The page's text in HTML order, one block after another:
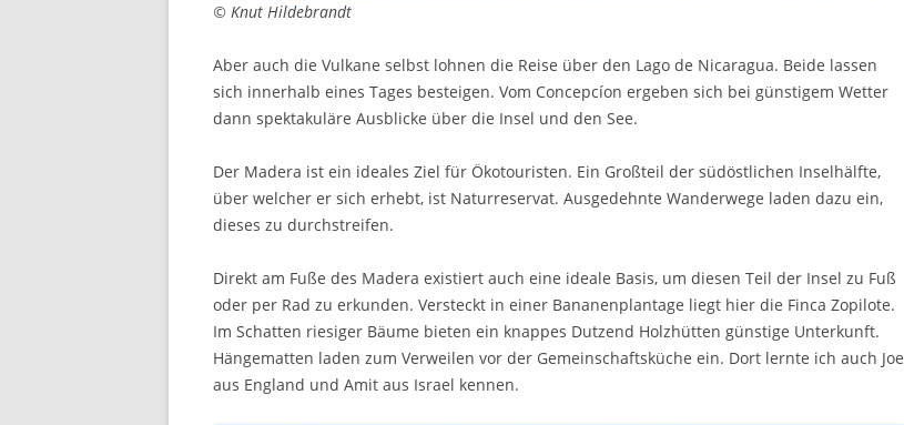
© Knut Hildebrandt
Aber auch die Vulkane selbst lohnen die Reise über den Lago de Nicaragua. Beide lassen
sich innerhalb eines Tages besteigen. Vom Concepcíon ergeben sich bei günstigem Wetter
dann spektakuläre Ausblicke über die Insel und den See.
Der Madera ist ein ideales Ziel für Ökotouristen. Ein Großteil der südöstlichen Inselhälfte,
über welcher er sich erhebt, ist Naturreservat. Ausgedehnte Wanderwege laden dazu ein,
dieses zu durchstreifen.
Direkt am Fuße des Madera existiert auch eine ideale Basis, um diesen Teil der Insel zu Fuß
oder per Rad zu erkunden. Versteckt in einer Bananenplantage liegt hier die Finca Zopilote.
Im Schatten riesiger Bäume bieten ein knappes Dutzend Holzhütten günstige Unterkunft.
Hängematten laden zum Verweilen vor der Gemeinschaftsküche ein. Dort lernte ich auch Joe
aus England und Amit aus Israel kennen.